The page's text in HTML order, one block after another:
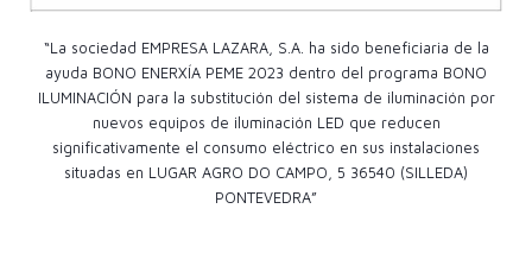
“La sociedad EMPRESA LAZARA, S.A. ha sido beneficiaria de la
ayuda BONO ENERXÍA PEME 2023 dentro del programa BONO
ILUMINACIÓN para la substitución del sistema de iluminación por
nuevos equipos de iluminación LED que reducen
significativamente el consumo eléctrico en sus instalaciones
situadas en LUGAR AGRO DO CAMPO, 5 36540 (SILLEDA)
PONTEVEDRA”